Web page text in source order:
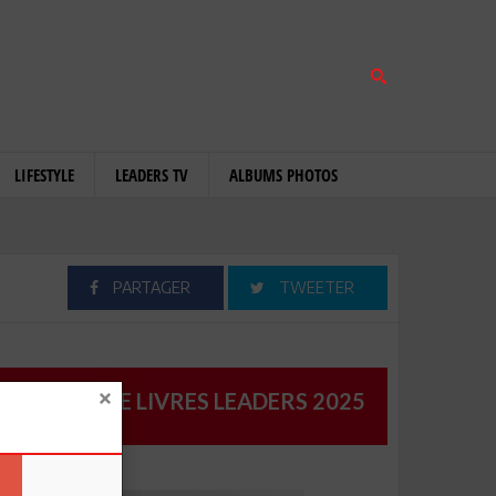
LIFESTYLE LEADERS TV ALBUMS PHOTOS
PARTAGER TWEETER
CATALOGUE LIVRES LEADERS 2025